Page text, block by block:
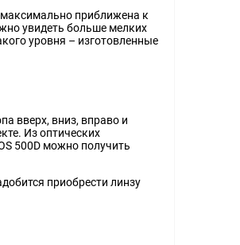
приближена к
увидеть больше мелких
уровня – изготовленные
вверх, вниз, вправо и
Из оптических
500D можно получить
приобрести линзу